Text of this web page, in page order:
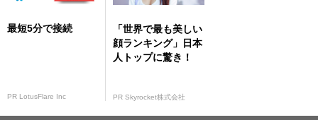
最短5分で接続
PR LotusFlare Inc
「世界で最も美しい
顔ランキング」日本
人トップに驚き！
PR Skyrocket株式会社